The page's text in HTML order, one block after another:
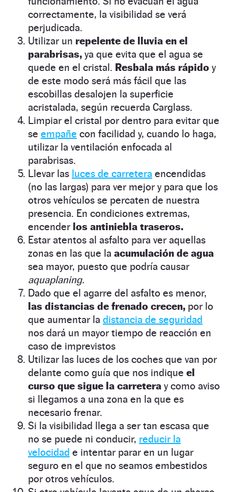
correctamente, la visibilidad se verá
perjudicada.
Utilizar un repelente de lluvia en el
parabrisas, ya que evita que el agua se
quede en el cristal. Resbala más rápido y
de este modo será más fácil que las
escobillas desalojen la superficie
acristalada, según recuerda Carglass.
Limpiar el cristal por dentro para evitar que
se empañe con facilidad y, cuando lo haga,
utilizar la ventilación enfocada al
parabrisas.
Llevar las luces de carretera encendidas
(no las largas) para ver mejor y para que los
otros vehículos se percaten de nuestra
presencia. En condiciones extremas,
encender los antiniebla traseros.
Estar atentos al asfalto para ver aquellas
zonas en las que la acumulación de agua
sea mayor, puesto que podría causar
aquaplaning.
Dado que el agarre del asfalto es menor,
las distancias de frenado crecen, por lo
que aumentar la distancia de seguridad
nos dará un mayor tiempo de reacción en
caso de imprevistos
Utilizar las luces de los coches que van por
delante como guía que nos indique el
curso que sigue la carretera y como aviso
si llegamos a una zona en la que es
necesario frenar.
Si la visibilidad llega a ser tan escasa que
no se puede ni conducir, reducir la
velocidad e intentar parar en un lugar
seguro en el que no seamos embestidos
por otros vehículos.